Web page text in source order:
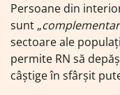
Persoane din
sunt „
sectoare ale
permite RN să
câștige în sfârșit